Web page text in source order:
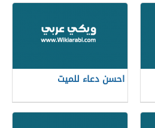
احسن دعاء للميت